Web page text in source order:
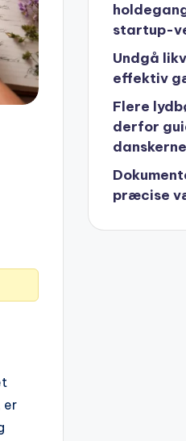
er
startup-
Undgå
effektiv
Flere
derfor
præcise